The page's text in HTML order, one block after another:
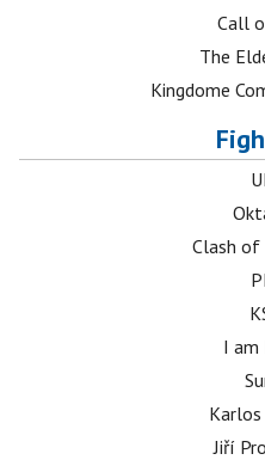
Call
The
Kingdome
Clash of
I am
Jiří